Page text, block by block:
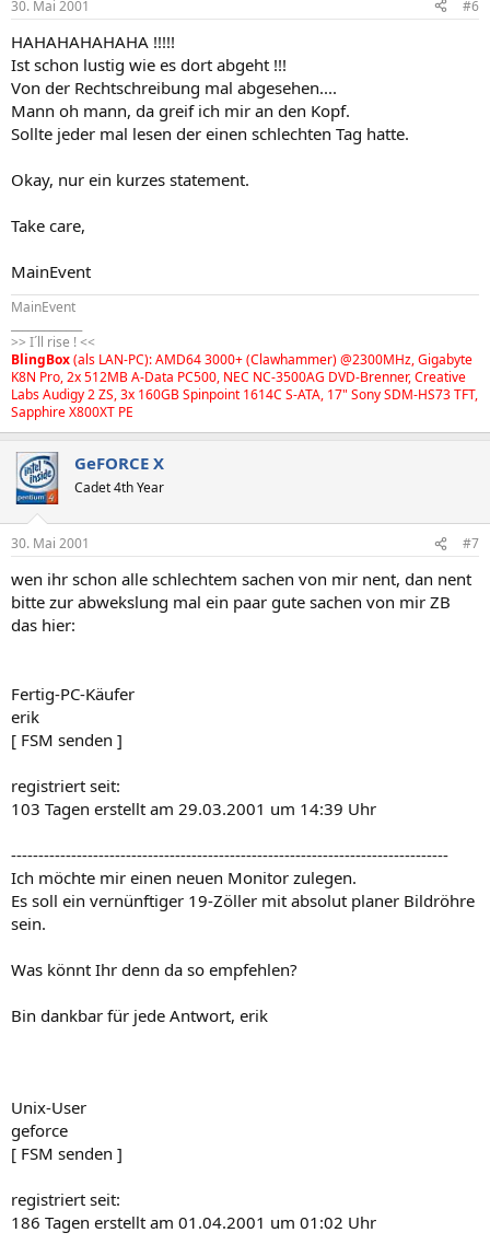
30. Mai 2001 #6
HAHAHAHAHAHA !!!!!
Ist schon lustig wie es dort abgeht !!!
Von der Rechtschreibung mal abgesehen....
Mann oh mann, da greif ich mir an den Kopf.
Sollte jeder mal lesen der einen schlechten Tag hatte.
Okay, nur ein kurzes statement.
Take care,
MainEvent
MainEvent
>> I´ll rise ! <<
BlingBox(als LAN-PC): AMD64 3000+ (Clawhammer) @2300MHz, Gigabyte
K8N Pro, 2x 512MB A-Data PC500, NEC NC-3500AG DVD-Brenner, Creative
Labs Audigy 2 ZS, 3x 160GB Spinpoint 1614C S-ATA, 17" Sony SDM-HS73 TFT,
Sapphire X800XT PE
GeFORCE X
Cadet 4th Year
30. Mai 2001 #7
wen ihr schon alle schlechtem sachen von mir nent, dan nent
bitte zur abwekslung mal ein paar gute sachen von mir ZB
das hier:
Fertig-PC-Käufer
erik
[ FSM senden ]
registriert seit:
103 Tagen erstellt am 29.03.2001 um 14:39 Uhr
--------------------------------------------------------------------------------
Ich möchte mir einen neuen Monitor zulegen.
Es soll ein vernünftiger 19-Zöller mit absolut planer Bildröhre
sein.
Was könnt Ihr denn da so empfehlen?
Bin dankbar für jede Antwort, erik
Unix-User
geforce
[ FSM senden ]
registriert seit:
186 Tagen erstellt am 01.04.2001 um 01:02 Uhr